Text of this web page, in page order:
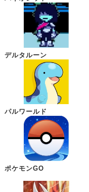
デルタルーン
パルワールド
ポケモンGO